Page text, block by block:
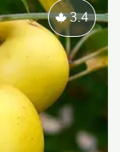
3.4